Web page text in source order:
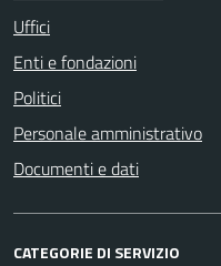
Uffici
Enti e fondazioni
Politici
Personale amministrativo
Documenti e dati
CATEGORIE DI SERVIZIO